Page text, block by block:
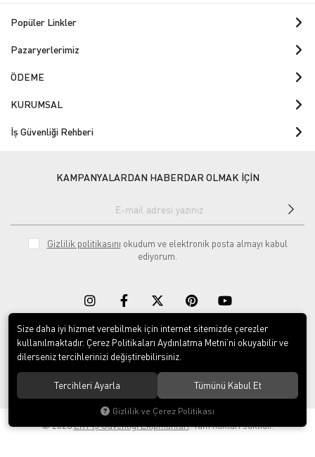
Popüler Linkler
Pazaryerlerimiz
ÖDEME
KURUMSAL
İş Güvenliği Rehberi
KAMPANYALARDAN HABERDAR OLMAK İÇİN
Gizlilik politikasını okudum ve elektronik posta almayı kabul
ediyorum.
Download on the
© 2023ERY İş Güvenliği Ekipmanları. Tüm hakları saklıdır.
Size daha iyi hizmet verebilmek için internet sitemizde çerezler
kullanılmaktadır. Çerez Politikaları Aydınlatma Metni’ni okuyabilir ve
dilerseniz tercihlerinizi değiştirebilirsiniz.
Tercihleri Ayarla Tümünü Kabul Et
Gizlilik ve Çerez Politikası